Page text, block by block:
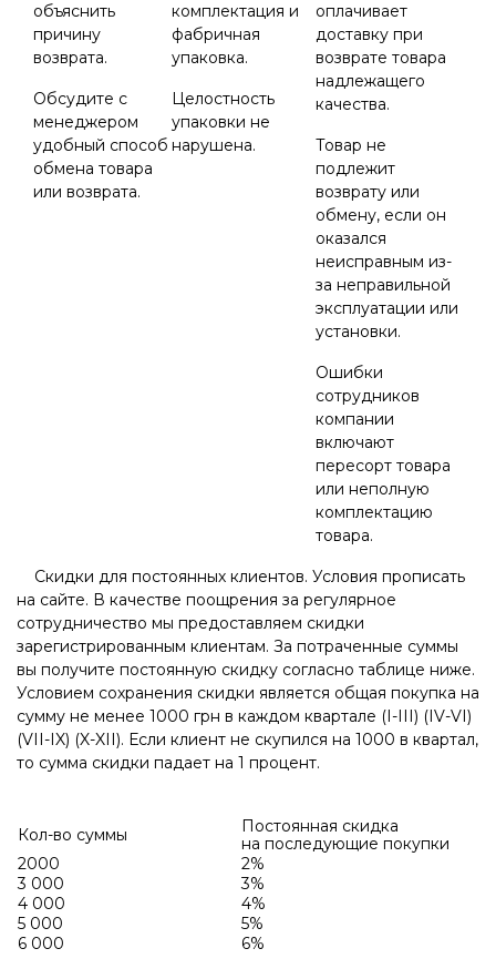
объяснить
причину
возврата.
Обсудите с
менеджером
удобный способ
обмена товара
или возврата.
комплектация и
фабричная
упаковка.
Целостность
упаковки не
нарушена.
оплачивает
доставку при
возврате товара
надлежащего
качества.
Товар не
подлежит
возврату или
обмену, если он
оказался
неисправным из-
за неправильной
эксплуатации или
установки.
Ошибки
сотрудников
компании
включают
пересорт товара
или неполную
комплектацию
товара.
Скидки для постоянных клиентов. Условия прописать
на сайте. В качестве поощрения за регулярное
сотрудничество мы предоставляем скидки
зарегистрированным клиентам. За потраченные суммы
вы получите постоянную скидку согласно таблице ниже.
Условием сохранения скидки является общая покупка на
сумму не менее 1000 грн в каждом квартале (I-III) (IV-VI)
(VII-IX) (X-XII). Если клиент не скупился на 1000 в квартал,
то сумма скидки падает на 1 процент.
Кол-во суммы
Постоянная скидка
на последующие покупки
2000
2%
3 000
3%
4 000
4%
5 000
5%
6 000
6%